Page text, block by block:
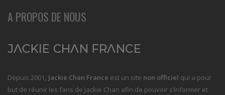
A PROPOS DE NOUS
Depuis 2001, Jackie Chan France est un site non officiel qui a pour
but de réunir les fans de Jackie Chan afin de pouvoir s’informer et